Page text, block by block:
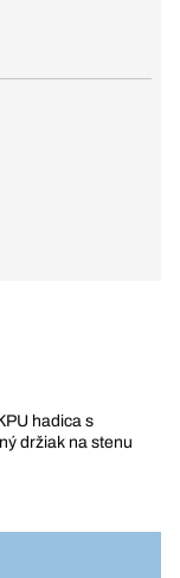
hadica s
držiak na stenu